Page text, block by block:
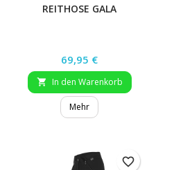
REITHOSE GALA
Preis
69,95 €
 In den Warenkorb
Mehr
favorite_border